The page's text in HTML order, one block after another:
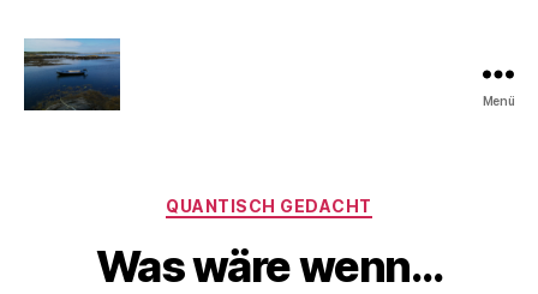
Menü
Kategorien
QUANTISCH GEDACHT
Was wäre wenn…